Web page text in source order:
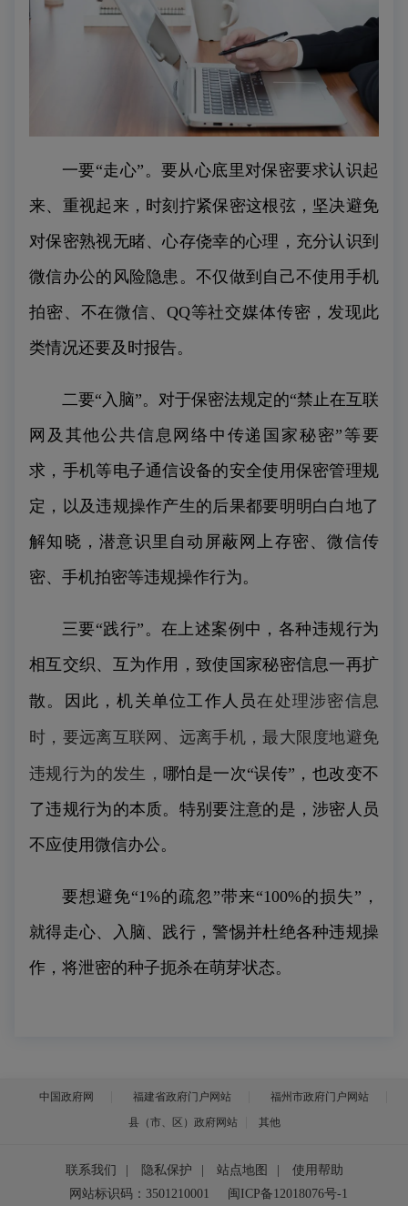
一要“走心”。要从心底里对保密要求认识起
来、重视起来，时刻拧紧保密这根弦，坚决避免
对保密熟视无睹、心存侥幸的心理，充分认识到
微信办公的风险隐患。不仅做到自己不使用手机
拍密、不在微信、QQ等社交媒体传密，发现此
类情况还要及时报告。
二要“入脑”。对于保密法规定的“禁止在互联
网及其他公共信息网络中传递国家秘密”等要
求，手机等电子通信设备的安全使用保密管理规
定，以及违规操作产生的后果都要明明白白地了
解知晓，潜意识里自动屏蔽网上存密、微信传
密、手机拍密等违规操作行为。
三要“践行”。在上述案例 中，各种违规行为
相互交织、互为作用，致使国家秘密信息一再扩
散。因此，机关单位工作人员在处理涉密信息
时，要远离互联网、远离手机，最大限度地避免
违规行为的发生，哪怕是一次“误传”，也改变不
了违规行为的本质。特别要注意的是，涉密人员
不应使用微信办公。
要想避免“1%的疏忽”带来“100%的损失”，
就得走心、入脑、践行，警惕并杜绝各种违规操
作，将泄密的种子扼杀在萌芽状态。
中国政府网 福建省政府门户网站
福州市政府门户网站
县（市、区）政府网站
其他
联系我们 隐私保护 站点地图
使用帮助
网站标识码：3501210001
闽ICP备12018076号-1